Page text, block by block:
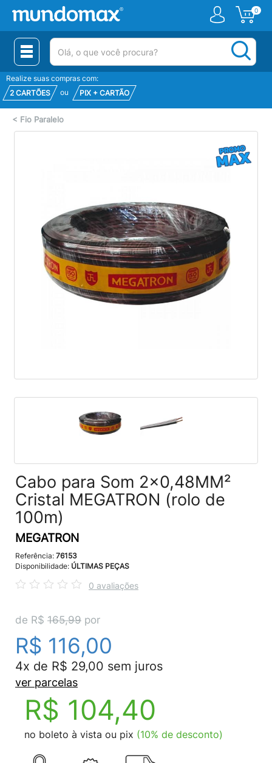
0
(pesquisar)
Realize suas compras com:
2 CARTÕES
ou PIX + CARTÃO
< Fio Paralelo
Cabo para Som 2x0,48MM²
Cristal MEGATRON (rolo de
100m)
MEGATRON
Referência: 76153
Disponibilidade: ÚLTIMAS PEÇAS
0 avaliações
de R$ 165,99 por
R$ 116,00
4x de R$ 29,00 sem juros
ver parcelas
R$ 104,40
no boleto à vista ou pix (10% de desconto)